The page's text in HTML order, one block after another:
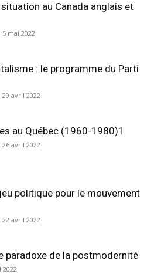
au Canada anglais et
5 mai 2022
: le programme du Parti
29 avril 2022
au Québec (1960-1980)1
26 avril 2022
politique pour le mouvement
22 avril 2022
paradoxe de la postmodernité
2022